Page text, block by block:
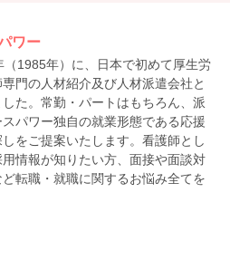
ワー
（1985年）に、日本で初めて厚生労
門の人材紹介及び人材派遣会社と
た。常勤・パートはもちろん、派
パワー独自の就業形態である応援
をご提案いたします。看護師とし
情報が知りたい方、面接や面談対
転職・就職に関するお悩み全てを